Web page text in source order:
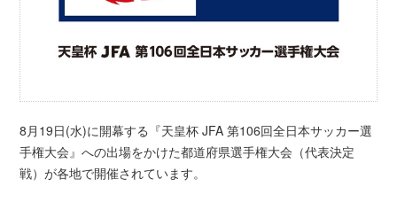
8月19日(水)に開幕する『天皇杯 JFA 第106回全日本サッカー選
手権大会』への出場をかけた都道府県選手権大会（代表決定
戦）が各地で開催されています。